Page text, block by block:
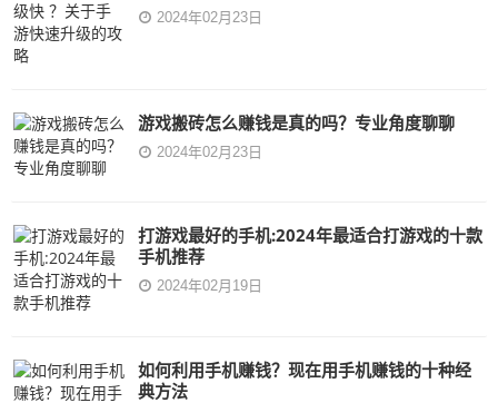
2024年02月23日
游戏搬砖怎么赚钱是真的吗？专业角度聊聊
2024年02月23日
打游戏最好的手机:2024年最适合打游戏的十款
手机推荐
2024年02月19日
如何利用手机赚钱？现在用手机赚钱的十种经
典方法